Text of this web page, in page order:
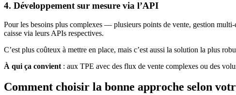
4. Développement sur mesure via l’API
Pour les besoins plus complexes — plusieurs points de vente, gestion
caisse via leurs APIs respectives.
C’est plus coûteux à mettre en place, mais c’est aussi la solution la plus
À qui ça convient : aux TPE avec des flux de vente complexes ou des
Comment choisir la bonne approche selon